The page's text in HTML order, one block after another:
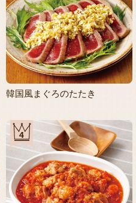
韓国風まぐろのたたき
4